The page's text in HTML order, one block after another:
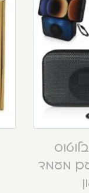
עם מעמד